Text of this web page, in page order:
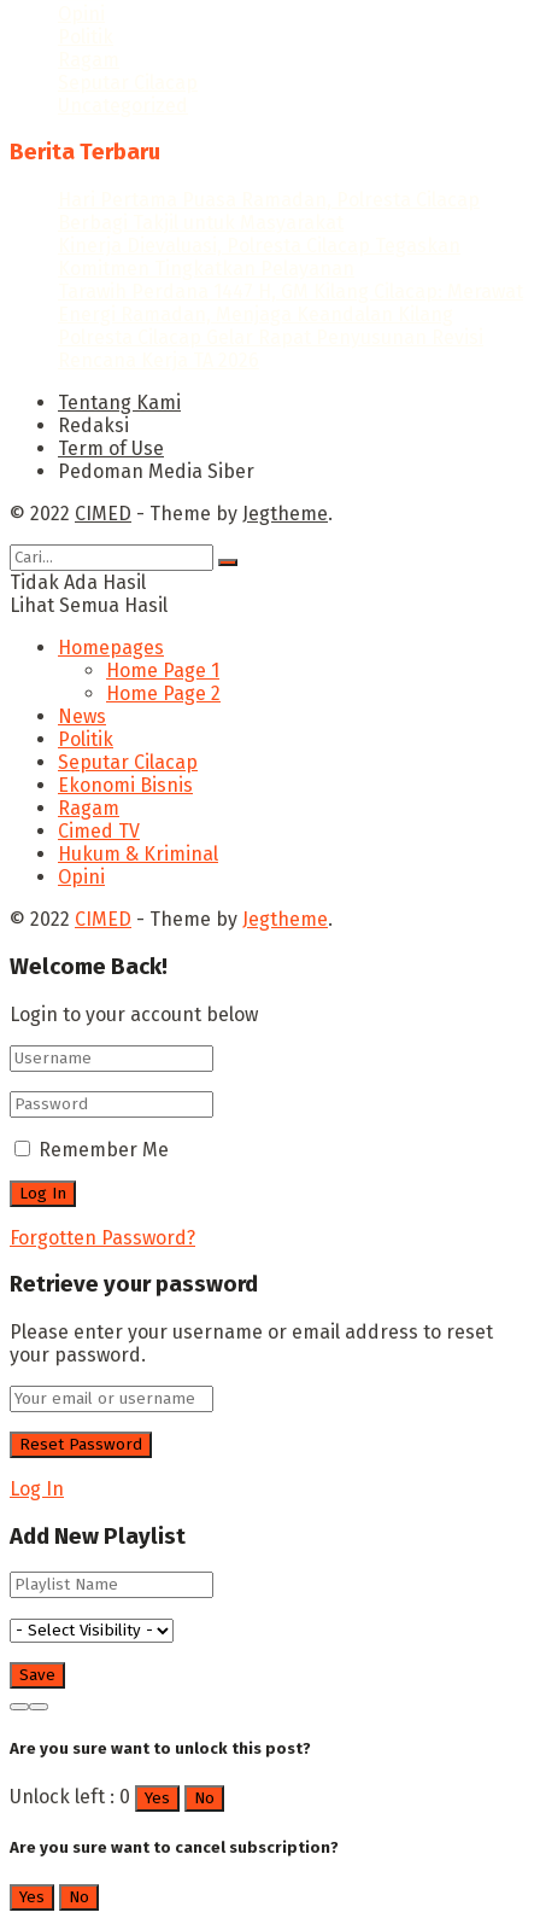
Berita Terbaru
Tentang Kami
Redaksi
Term of Use
Pedoman Media Siber
© 2022 CIMED - Theme by Jegtheme.
Tidak Ada Hasil
Lihat Semua Hasil
Homepages
Home Page 1
Home Page 2
News
Politik
Seputar Cilacap
Ekonomi Bisnis
Ragam
Cimed TV
Hukum & Kriminal
Opini
© 2022 CIMED - Theme by Jegtheme.
Welcome Back!
Login to your account below
Remember Me
Forgotten Password?
Retrieve your password
Please enter your username or email address to reset
your password.
Log In
Add New Playlist
Are you sure want to unlock this post?
Unlock left : 0 Yes No
Are you sure want to cancel subscription?
Yes No